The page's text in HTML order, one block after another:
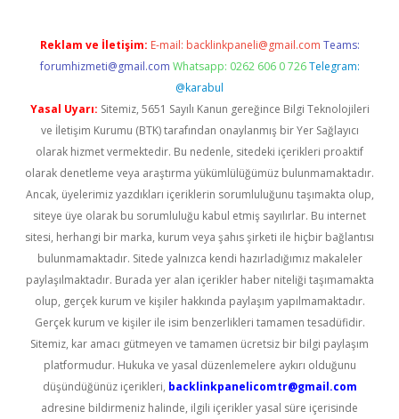
Reklam ve İletişim: E-mail: backlinkpaneli@gmail.com Teams:
forumhizmeti@gmail.com Whatsapp: 0262 606 0 726 Telegram:
@karabul
Yasal Uyarı: Sitemiz, 5651 Sayılı Kanun gereğince Bilgi Teknolojileri
ve İletişim Kurumu (BTK) tarafından onaylanmış bir Yer Sağlayıcı
olarak hizmet vermektedir. Bu nedenle, sitedeki içerikleri proaktif
olarak denetleme veya araştırma yükümlülüğümüz bulunmamaktadır.
Ancak, üyelerimiz yazdıkları içeriklerin sorumluluğunu taşımakta olup,
siteye üye olarak bu sorumluluğu kabul etmiş sayılırlar. Bu internet
sitesi, herhangi bir marka, kurum veya şahıs şirketi ile hiçbir bağlantısı
bulunmamaktadır. Sitede yalnızca kendi hazırladığımız makaleler
paylaşılmaktadır. Burada yer alan içerikler haber niteliği taşımamakta
olup, gerçek kurum ve kişiler hakkında paylaşım yapılmamaktadır.
Gerçek kurum ve kişiler ile isim benzerlikleri tamamen tesadüfidir.
Sitemiz, kar amacı gütmeyen ve tamamen ücretsiz bir bilgi paylaşım
platformudur. Hukuka ve yasal düzenlemelere aykırı olduğunu
düşündüğünüz içerikleri, backlinkpanelicomtr@gmail.com
adresine bildirmeniz halinde, ilgili içerikler yasal süre içerisinde